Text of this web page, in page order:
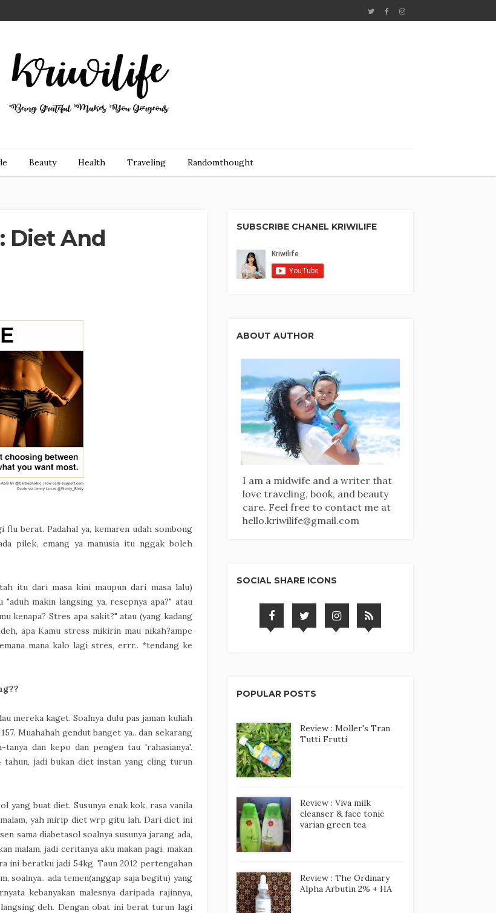
Beauty Health Traveling Randomthought
Diet And
berat. Padahal ya, kemaren udah sombong
pilek, emang ya manusia itu nggak boleh
itu dari masa kini maupun dari masa lalu)
"aduh makin langsing ya, resepnya apa?" atau
kenapa? Stres apa sakit?" atau (yang kadang
apa Kamu stress mikirin mau nikah?ampe
mana kalo lagi stres, errr.. *tendang ke
mereka kaget. Soalnya dulu pas jaman kuliah
Muahahah gendut banget ya.. dan sekarang
dan kepo dan pengen tau 'rahasianya'.
jadi bukan diet instan yang cling turun
yang buat diet. Susunya enak kok, rasa vanila
yah mirip diet wrp gitu lah. Dari diet ini
sama diabetasol soalnya susunya jarang ada,
malam, jadi ceritanya aku makan pagi, makan
ini beratku jadi 54kg. Taun 2012 pertengahan
soalnya.. ada temen(anggap saja begitu) yang
kebanyakan malesnya daripada rajinnya,
deh. Dengan obat ini berat turun lagi
SUBSCRIBE CHANEL KRIWILIFE
ABOUT AUTHOR
I am a midwife and a writer that
love traveling, book, and beauty
care. Feel free to contact me at
hello.kriwilife@gmail.com
SOCIAL SHARE ICONS
POPULAR POSTS
Review : Moller's Tran
Tutti Frutti
Review : Viva milk
cleanser & face tonic
varian green tea
Review : The Ordinary
Alpha Arbutin 2% + HA